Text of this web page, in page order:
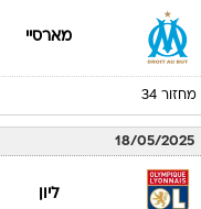
מארסיי
מחזור 34
18/05/2025
ליון